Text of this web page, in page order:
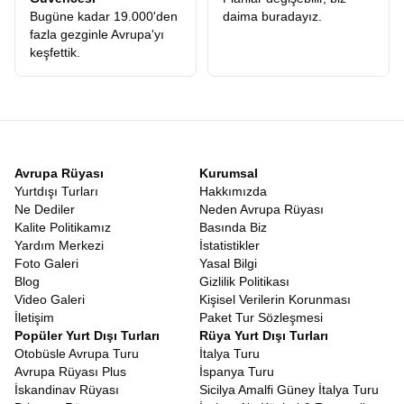
kolaylık, Rusya’nın zengin kültürüne erişimi hızlandırırken, bizlere
de seyahatin içeriğine ve kalitesine odaklanma fırsatı veriyor. Siz
sadece valizinizi hazırlayın, gerisini profesyonel ekibimize bırakın.
Her Şey Dahil Rusya Beyaz Geceler Tur Paketleri
Seyahat planlamak, özellikle Rusya gibi büyük ve dil bariyeri
edilmiştir. Ne çok yorucu ne de çok yüzeysel. Konaklamalarımız,
şehir merkezlerine yakın, konforlu ve güvenli otellerde
gerçekleşir. Sabah kahvaltılarından şehirlerarası transferlere
kadar her detay, Avrupa Rüyasının yıllara dayanan tecrübesiyle
planlanmıştır. Size kalan tek şey, rehberinizin anlattığı hikayeleri
dinlemek ve anın tadını çıkarmaktır.
Uygun Fiyatlı Beyaz Geceler Turu
Kaliteli bir yurtdışı turunun ulaşılabilir olması gerektiğine
inanıyoruz. Bu bağlamda
Beyaz Geceler Tur Fiyatı
politikamızı,
sunulan hizmetin kalitesiyle doğru orantılı, piyasa koşullarına göre
en rekabetçi seviyede tutuyoruz.Erken rezervasyon fırsatları
ödeme kolaylıklarıyla, bu masalsı yolculuğu bütçenizi sarsmadan
en ucuz Rusya turu
gerçekleştirmenizi sağlıyoruz. Rusya gibi
Bugüne kadar 19.000'den
fazla gezginle Avrupa'yı
keşfettik.
daima buradayız.
Avrupa Rüyası
Yurtdışı Turları
Ne Dediler
Kalite Politikamız
Yardım Merkezi
Foto Galeri
Blog
Video Galeri
İletişim
Kurumsal
Hakkımızda
Neden Avrupa Rüyası
Basında Biz
İstatistikler
Yasal Bilgi
Gizlilik Politikası
Kişisel Verilerin Korunması
Paket Tur Sözleşmesi
Popüler Yurt Dışı Turları
Otobüsle Avrupa Turu
Avrupa Rüyası Plus
İskandinav Rüyası
Rüya Yurt Dışı Turları
İtalya Turu
İspanya Turu
Sicilya Amalfi Güney İtalya Turu